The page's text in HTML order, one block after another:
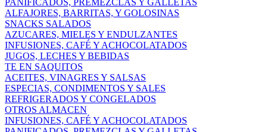
PANIFICADOS, PREMEZCLAS Y GALLETAS
ALFAJORES, BARRITAS, Y GOLOSINAS
SNACKS SALADOS
AZUCARES, MIELES Y ENDULZANTES
INFUSIONES, CAFÉ Y ACHOCOLATADOS
JUGOS, LECHES Y BEBIDAS
TE EN SAQUITOS
ACEITES, VINAGRES Y SALSAS
ESPECIAS, CONDIMENTOS Y SALES
REFRIGERADOS Y CONGELADOS
OTROS ALMACEN
INFUSIONES, CAFÉ Y ACHOCOLATADOS